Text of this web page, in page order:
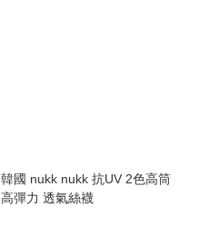
韓國 nukk nukk 抗UV 2色高筒
高彈力 透氣絲襪